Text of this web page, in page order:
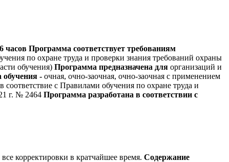
часов Программа соответствует требованиям
по охране труда и проверки знания требований охраны
обучения) Программа предназначена для организаций и
- очная, очно-заочная, очно-заочная с применением
соответствие с Правилами обучения по охране труда и
г. № 2464 Программа разработана в соответствии с
корректировки в кратчайшее время. Содержание